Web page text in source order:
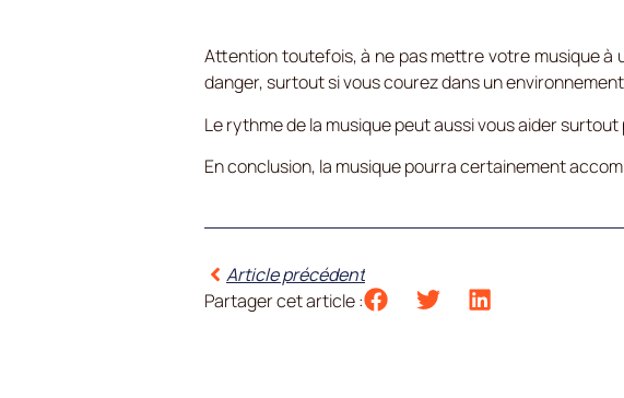
Attention toutefois, à ne pas mettre votre musique à
danger, surtout si vous courez dans un
Le rythme de la musique peut aussi vous aider
En conclusion, la musique pourra certainement
Article précédent
Partager cet article :